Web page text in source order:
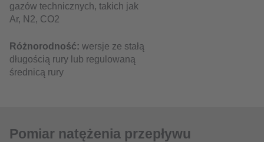
gazów technicznych, takich jak
Ar, N2, CO2
Różnorodność: wersje ze stałą
długością rury lub regulowaną
średnicą rury
Pomiar natężenia przepływu